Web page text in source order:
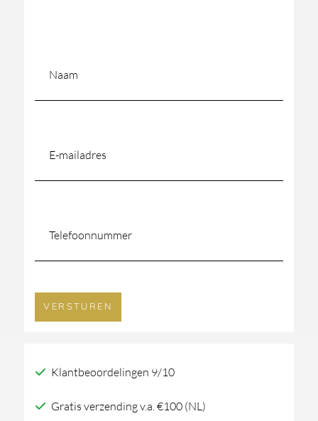
mailadres(Vereist)
Klantbeoordelingen 9/10
Gratis verzending v.a. €100 (NL)